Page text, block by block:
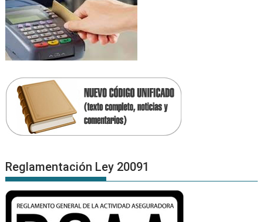
Reglamentación Ley 20091